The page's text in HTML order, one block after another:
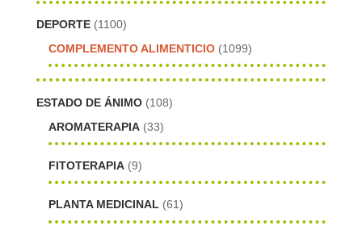
DEPORTE (1100)
COMPLEMENTO ALIMENTICIO (1099)
ESTADO DE ÁNIMO (108)
AROMATERAPIA (33)
FITOTERAPIA (9)
PLANTA MEDICINAL (61)